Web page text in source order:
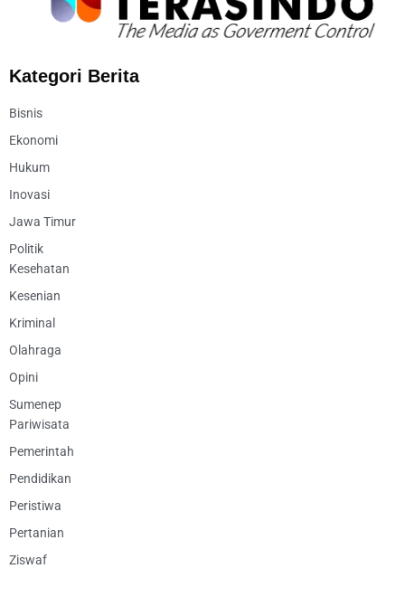
Kategori Berita
Bisnis
Ekonomi
Hukum
Inovasi
Jawa Timur
Politik
Kesehatan
Kesenian
Kriminal
Olahraga
Opini
Sumenep
Pariwisata
Pemerintah
Pendidikan
Peristiwa
Pertanian
Ziswaf